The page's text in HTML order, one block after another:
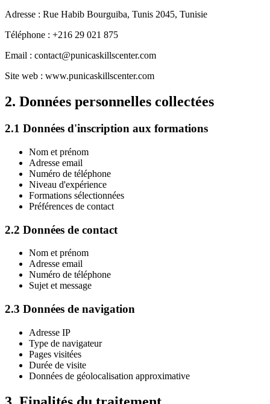
Adresse : Rue Habib Bourguiba, Tunis 2045, Tunisie
Téléphone : +216 29 021 875
Email : contact@punicaskillscenter.com
Site web : www.punicaskillscenter.com
2. Données personnelles collectées
2.1 Données d'inscription aux formations
Nom et prénom
Adresse email
Numéro de téléphone
Niveau d'expérience
Formations sélectionnées
Préférences de contact
2.2 Données de contact
Nom et prénom
Adresse email
Numéro de téléphone
Sujet et message
2.3 Données de navigation
Adresse IP
Type de navigateur
Pages visitées
Durée de visite
Données de géolocalisation approximative